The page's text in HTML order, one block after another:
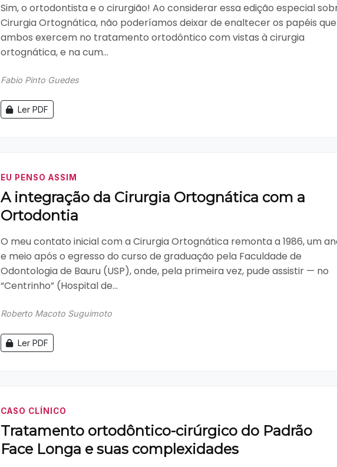
Sim, o ortodontista e o cirurgião! Ao considerar essa edição especial
Cirurgia Ortognática, não poderíamos deixar de enaltecer os papéis que
ambos exercem no tratamento ortodôntico com vistas à cirurgia
ortognática, e na cum...
Fabio Pinto Guedes
Ler PDF
EU PENSO ASSIM
A integração da Cirurgia Ortognática com a
Ortodontia
O meu contato inicial com a Cirurgia Ortognática remonta a 1986, um
e meio após o egresso do curso de graduação pela Faculdade de
Odontologia de Bauru (USP), onde, pela primeira vez, pude assistir — no
“Centrinho” (Hospital de...
Roberto Macoto Suguimoto
Ler PDF
CASO CLÍNICO
Tratamento ortodôntico-cirúrgico do Padrão
Face Longa e suas complexidades